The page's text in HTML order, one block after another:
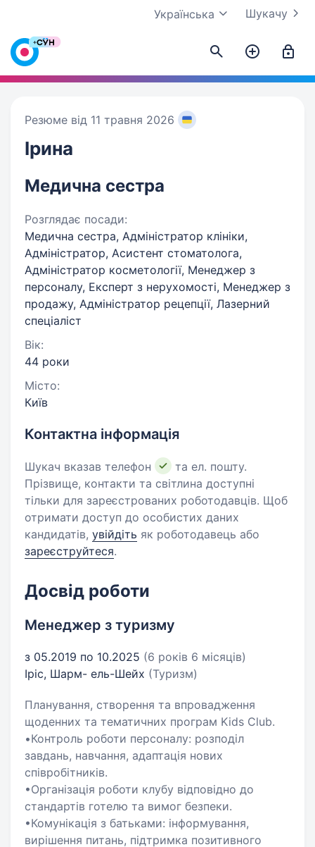
Шукачу
Українська
Резюме від 11 травня 2026
Ірина
Медична сестра
Розглядає посади:
Медична сестра, Адміністратор клініки,
Адміністратор, Асистент стоматолога,
Адміністратор косметології, Менеджер з
персоналу, Експерт з нерухомості, Менеджер з
продажу, Адміністратор рецепції, Лазерний
спеціаліст
Вік:
44 роки
Місто:
Київ
Контактна інформація
Шукач вказав телефон
та ел. пошту.
Прізвище, контакти та світлина доступні
тільки для зареєстрованих роботодавців. Щоб
отримати доступ до особистих даних
кандидатів, увійдіть як роботодавець або
зареєструйтеся.
Досвід роботи
Менеджер з туризму
з 05.2019 по 10.2025 (6 років 6 місяців)
Іріс, Шарм- ель-Шейх (Туризм)
Планування, створення та впровадження
щоденних та тематичних програм Kids Club.
•Контроль роботи персоналу: розподіл
завдань, навчання, адаптація нових
співробітників.
•Організація роботи клубу відповідно до
стандартів готелю та вимог безпеки.
•Комунікація з батьками: інформування,
вирішення питань, підтримка позитивного